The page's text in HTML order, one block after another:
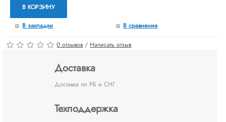
В КОРЗИНУ
В закладки В сравнение
0 отзывов / Написать отзыв
Доставка
Доставка по РБ и СНГ
Техподдержка